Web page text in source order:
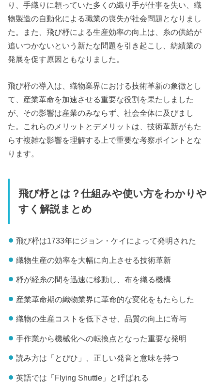
り、手織りに頼っていた多くの織り手が仕事を失い、織
物製造の自動化による職業の喪失が社会問題となりまし
た。また、飛び杼による生産効率の向上は、糸の供給が
追いつかないという新たな問題を引き起こし、紡績業の
発展を促す原因ともなりました。
飛び杼の導入は、織物業界における技術革新の象徴とし
て、産業革命を加速させる重要な役割を果たしました
が、その影響は産業のみならず、社会全体に及びまし
た。これらのメリットとデメリットは、技術革新がもた
らす複雑な影響を理解する上で重要な考察ポイントとな
ります。
飛び杼とは？仕組みや使い方をわかりや
すく解説まとめ
飛び杼は1733年にジョン・ケイによって発明された
織物生産の効率を大幅に向上させる技術革新
杼が経糸の間を迅速に移動し、布を織る機構
産業革命期の織物業界に革命的な変化をもたらした
織物の生産コストを低下させ、品質の向上に寄与
手作業から機械化への転換点となった重要な発明
読み方は「とびひ」、正しい発音と意味を持つ
英語では「Flying Shuttle」と呼ばれる